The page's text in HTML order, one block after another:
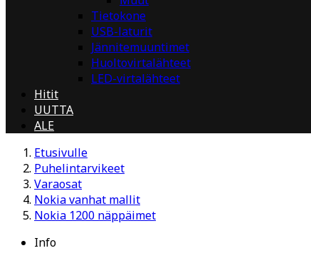
Tietokone
USB-laturit
Jännitemuuntimet
Huoltovirtalähteet
LED-virtalähteet
Hitit
UUTTA
ALE
Etusivulle
Puhelintarvikeet
Varaosat
Nokia vanhat mallit
Nokia 1200 näppäimet
Info